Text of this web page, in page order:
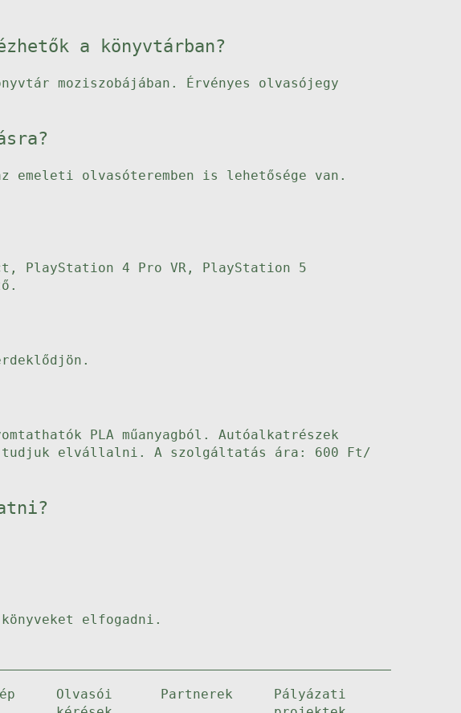
a könyvtárban?
moziszobájában. Érvényes olvasójegy
emeleti olvasóteremben is lehetősége van.
PlayStation 4 Pro VR, PlayStation 5
PLA műanyagból. Autóalkatrészek
tudjuk elvállalni. A szolgáltatás ára: 600 Ft/
elfogadni.
Olvasói
Partnerek
Pályázati